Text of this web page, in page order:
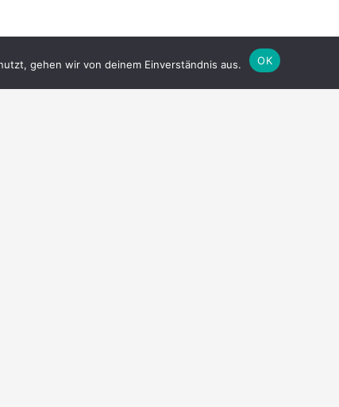
gehen wir von deinem Einverständnis aus. OK